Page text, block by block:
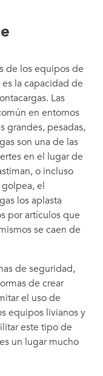
de los equipos de
la capacidad de
Las
en entornos
grandes, pesadas,
son una de las
en el lugar de
o incluso
el
los aplasta
por artículos que
se caen de
de seguridad,
de crear
el uso de
equipos livianos y
este tipo de
un lugar mucho